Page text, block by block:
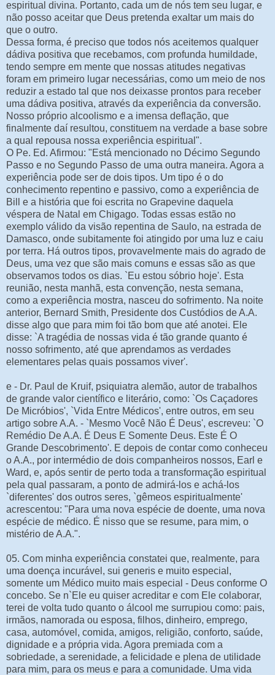
espiritual divina. Portanto, cada um de nós tem seu lugar, e
não posso aceitar que Deus pretenda exaltar um mais do
que o outro.
Dessa forma, é preciso que todos nós aceitemos qualquer
dádiva positiva que recebamos, com profunda humildade,
tendo sempre em mente que nossas atitudes negativas
foram em primeiro lugar necessárias, como um meio de nos
reduzir a estado tal que nos deixasse prontos para receber
uma dádiva positiva, através da experiência da conversão.
Nosso próprio alcoolismo e a imensa deflação, que
finalmente daí resultou, constituem na verdade a base sobre
a qual repousa nossa experiência espiritual".
O Pe. Ed. Afirmou: "Está mencionado no Décimo Segundo
Passo e no Segundo Passo de uma outra maneira. Agora a
experiência pode ser de dois tipos. Um tipo é o do
conhecimento repentino e passivo, como a experiência de
Bill e a história que foi escrita no Grapevine daquela
véspera de Natal em Chigago. Todas essas estão no
exemplo válido da visão repentina de Saulo, na estrada de
Damasco, onde subitamente foi atingido por uma luz e caiu
por terra. Há outros tipos, provavelmente mais do agrado de
Deus, uma vez que são mais comuns e essas são as que
observamos todos os dias. `Eu estou sóbrio hoje'. Esta
reunião, nesta manhã, esta convenção, nesta semana,
como a experiência mostra, nasceu do sofrimento. Na noite
anterior, Bernard Smith, Presidente dos Custódios de A.A.
disse algo que para mim foi tão bom que até anotei. Ele
disse: `A tragédia de nossas vida é tão grande quanto é
nosso sofrimento, até que aprendamos as verdades
elementares pelas quais possamos viver'.
e - Dr. Paul de Kruif, psiquiatra alemão, autor de trabalhos
de grande valor científico e literário, como: `Os Caçadores
De Micróbios', `Vida Entre Médicos', entre outros, em seu
artigo sobre A.A. - `Mesmo Você Não É Deus', escreveu: `O
Remédio De A.A. É Deus E Somente Deus. Este É O
Grande Descobrimento'. E depois de contar como conheceu
o A.A., por intermédio de dois companheiros nossos, Earl e
Ward, e, após sentir de perto toda a transformação espiritual
pela qual passaram, a ponto de admirá-los e achá-los
`diferentes' dos outros seres, `gêmeos espiritualmente'
acrescentou: "Para uma nova espécie de doente, uma nova
espécie de médico. É nisso que se resume, para mim, o
mistério de A.A.".
05. Com minha experiência constatei que, realmente, para
uma doença incurável, sui generis e muito especial,
somente um Médico muito mais especial - Deus conforme O
concebo. Se n`Ele eu quiser acreditar e com Ele colaborar,
terei de volta tudo quanto o álcool me surrupiou como: pais,
irmãos, namorada ou esposa, filhos, dinheiro, emprego,
casa, automóvel, comida, amigos, religião, conforto, saúde,
dignidade e a própria vida. Agora premiada com a
sobriedade, a serenidade, a felicidade e plena de utilidade
para mim, para os meus e para a comunidade. Uma vida